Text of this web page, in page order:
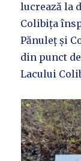
lucrează la
Colibița
Pănuleț și
din punct
Lacului